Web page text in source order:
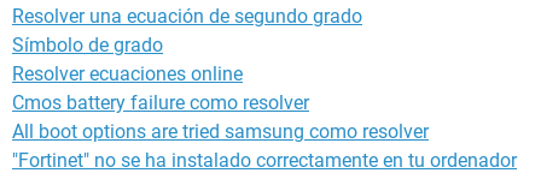
Resolver una ecuación de segundo grado
Símbolo de grado
Resolver ecuaciones online
Cmos battery failure como resolver
All boot options are tried samsung como resolver
"Fortinet" no se ha instalado correctamente en tu ordenador